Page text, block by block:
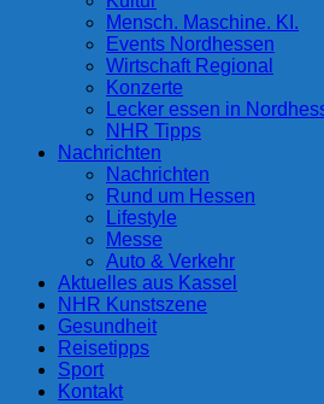
Mensch. Maschine. KI.
Events Nordhessen
Wirtschaft Regional
Konzerte
Lecker essen in
NHR Tipps
Nachrichten
Nachrichten
Rund um Hessen
Lifestyle
Messe
Auto & Verkehr
Aktuelles aus Kassel
NHR Kunstszene
Gesundheit
Reisetipps
Sport
Kontakt